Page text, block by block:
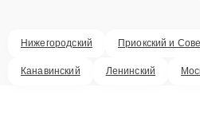
Нижегородский Приокский и
Канавинский Ленинский